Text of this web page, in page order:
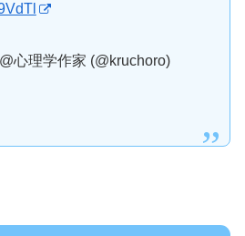
心理学作家 (@kruchoro)